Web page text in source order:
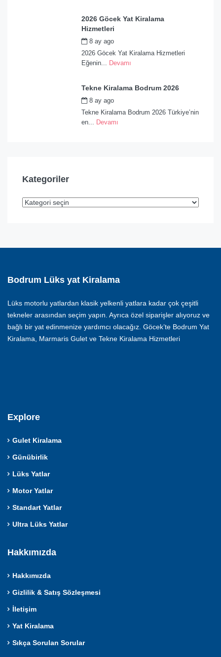
2026 Göcek Yat Kiralama
Hizmetleri
8 ay ago
2026 Göcek Yat Kiralama Hizmetleri
Eğenin... Devamı
Tekne Kiralama Bodrum 2026
8 ay ago
Tekne Kiralama Bodrum 2026 Türkiye’nin
en... Devamı
Kategoriler
Bodrum Lüks yat Kiralama
Lüks motorlu yatlardan klasik yelkenli yatlara kadar çok çeşitli
tekneler arasından seçim yapın. Ayrıca özel siparişler alıyoruz ve
bağlı bir yat edinmenize yardımcı olacağız. Göcek’te Bodrum Yat
Kiralama, Marmaris Gulet ve Tekne Kiralama Hizmetleri
Explore
Gulet Kiralama
Günübirlik
Lüks Yatlar
Motor Yatlar
Standart Yatlar
Ultra Lüks Yatlar
Hakkımızda
Hakkımızda
Gizlilik & Satış Sözleşmesi
İletişim
Yat Kiralama
Sıkça Sorulan Sorular